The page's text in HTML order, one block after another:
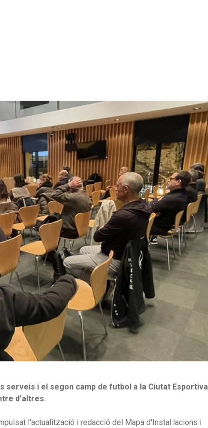
i el segon camp de futbol a la Ciutat
d'altres.
l'actualització i redacció del Mapa d'Instal·lacions i